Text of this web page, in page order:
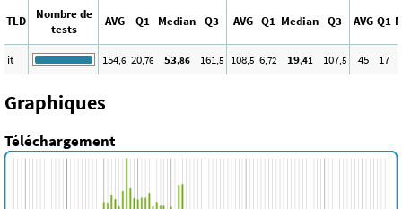
TLD
Nombre de
tests
AVG Q1 Median Q3 AVG Q1 Median Q3 AVG Q1
it 154,6 20,76 53,86 161,5 108,5 6,72 19,41 107,5 45 17
Graphiques
Téléchargement